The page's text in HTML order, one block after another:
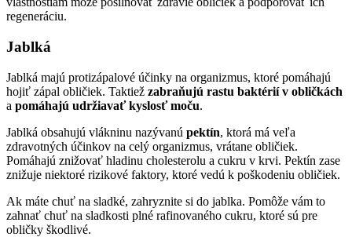
regeneráciu.
Jablká
Jablká majú protizápalové účinky na organizmus, ktoré pomáhajú
hojiť zápal obličiek. Taktiež zabraňujú rastu baktérií v obličkách
a pomáhajú udržiavať kyslosť moču.
Jablká obsahujú vlákninu nazývanú pektín, ktorá má veľa
zdravotných účinkov na celý organizmus, vrátane obličiek.
Pomáhajú znižovať hladinu cholesterolu a cukru v krvi. Pektín zase
znižuje niektoré rizikové faktory, ktoré vedú k poškodeniu obličiek.
Ak máte chuť na sladké, zahryznite si do jablka. Pomôže vám to
zahnať chuť na sladkosti plné rafinovaného cukru, ktoré sú pre
obličky škodlivé.